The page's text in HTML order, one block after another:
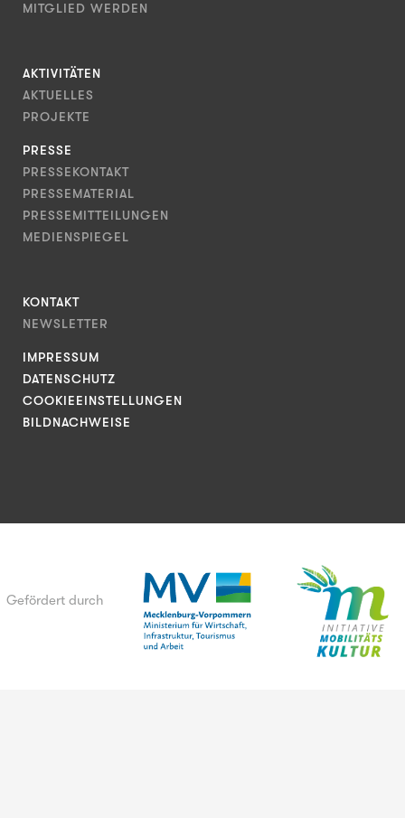
MITGLIED WERDEN
AKTIVITÄTEN
AKTUELLES
PROJEKTE
PRESSE
PRESSEKONTAKT
PRESSEMATERIAL
PRESSEMITTEILUNGEN
MEDIENSPIEGEL
KONTAKT
NEWSLETTER
IMPRESSUM
DATENSCHUTZ
COOKIEEINSTELLUNGEN
BILDNACHWEISE
Gefördert durch